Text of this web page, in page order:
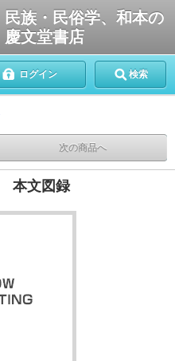
族・民俗学、和本の
慶文堂書店
ログイン 検索
次の商品へ
本文図録